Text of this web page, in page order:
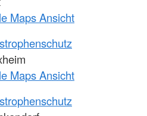
Maps Ansicht
Maps Ansicht